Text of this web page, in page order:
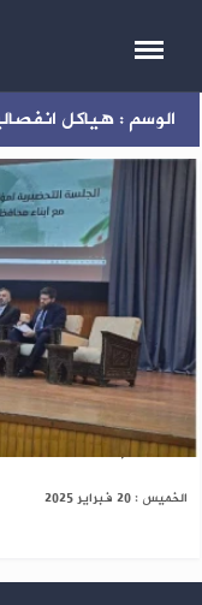
الوسم : هياكل
الدغيم يشيد
الخميس : 20 فبراير 2025